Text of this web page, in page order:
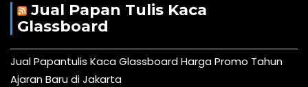
Jual Papan Tulis Kaca
Glassboard
Jual Papantulis Kaca Glassboard Harga Promo Tahun
Ajaran Baru di Jakarta